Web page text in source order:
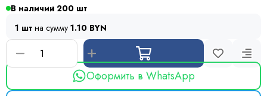
Дроссели
Устройства защиты
В наличии 200
1 шт на сумму 1.10 BYN
Оформить в WhatsApp